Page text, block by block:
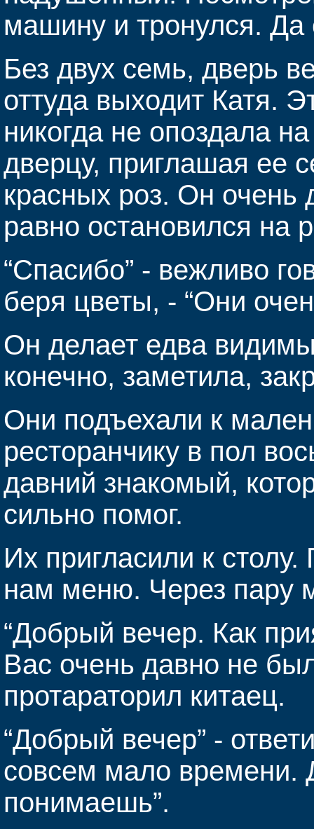
машину и тронулся. Да
Без двух семь, дверь
оттуда выходит Катя.
никогда не опоздала
дверцу, приглашая ее
красных роз. Он очень
равно остановился на
“Спасибо” - вежливо
беря цветы, - “Они
Он делает едва
конечно, заметила,
Они подъехали к
ресторанчику в пол
давний знакомый,
сильно помог.
Их пригласили к
нам меню. Через пару
“Добрый вечер. Как
Вас очень давно не
протараторил китаец.
“Добрый вечер” -
совсем мало времени.
понимаешь”.